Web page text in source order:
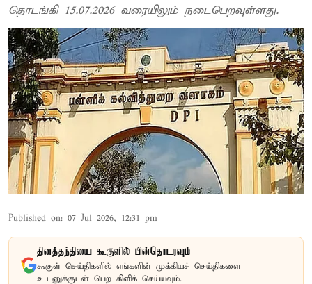
தொடங்கி 15.07.2026 வரையிலும் நடைபெறவுள்ளது.
Published on: 07 Jul 2026, 12:31 pm
தினத்தந்தியை கூகுளில் பின்தொடரவும்
கூகுள் செய்திகளில் எங்களின் முக்கியச் செய்திகளை
உடனுக்குடன் பெற கிளிக் செய்யவும்.